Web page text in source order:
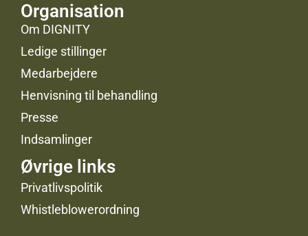
Organisation
Om DIGNITY
Ledige stillinger
Medarbejdere
Henvisning til behandling
Presse
Indsamlinger
Øvrige links
Privatlivspolitik
Whistleblowerordning